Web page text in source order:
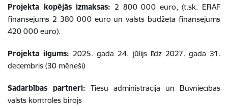
Projekta kopējās izmaksas: 2 800 000 euro, (t.sk. ERAF
finansējums 2 380 000 euro un valsts budžeta finansējums
420 000 euro).
Projekta ilgums: 2025. gada 24. jūlijs līdz 2027. gada 31.
decembris (30 mēneši)
Sadarbības partneri: Tiesu administrācija un Būvniecības
valsts kontroles birojs